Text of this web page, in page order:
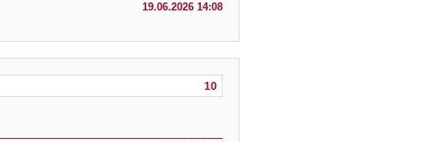
19.06.2026 14:08
10